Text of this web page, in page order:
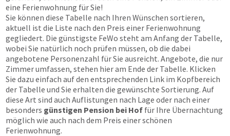
eine Ferienwohnung für Sie!
Sie können diese Tabelle nach Ihren Wünschen sortieren,
aktuell ist die Liste nach den Preis einer Ferienwohnung
gegliedert. Die günstigste FeWo steht am Anfang der Tabelle,
wobei Sie natürlich noch prüfen müssen, ob die dabei
angebotene Personenzahl für Sie ausreicht. Angebote, die nur
Zimmer umfassen, stehen hier am Ende der Tabelle. Klicken
Sie dazu einfach auf den entsprechenden Link im Kopfbereich
der Tabelle und Sie erhalten die gewünschte Sortierung. Auf
diese Art sind auch Auflistungen nach Lage oder nach einer
besonders günstigen Pension bei Hof für Ihre Übernachtung
möglich wie auch nach dem Preis einer schönen
Ferienwohnung.